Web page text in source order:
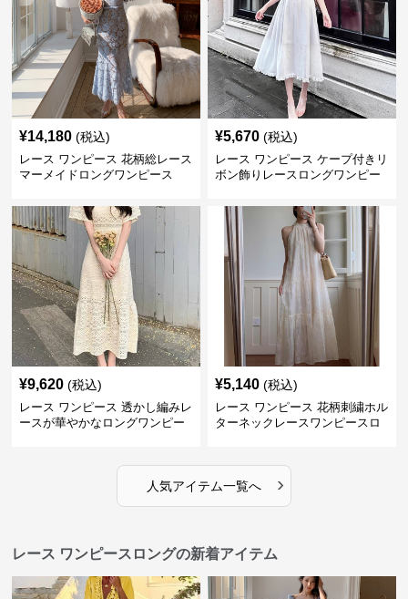
¥14,180 (税込)
レース ワンピース 花柄総レース
マーメイドロングワンピース
¥5,670 (税込)
レース ワンピース ケープ付きリ
ボン飾りレースロングワンピー
¥9,620 (税込)
レース ワンピース 透かし編みレ
ースが華やかなロングワンピー
¥5,140 (税込)
レース ワンピース 花柄刺繍ホル
ターネックレースワンピースロ
人気アイテム一覧へ ›
レース ワンピースロングの新着アイテム